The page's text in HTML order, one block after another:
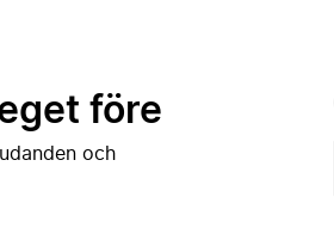
före
och